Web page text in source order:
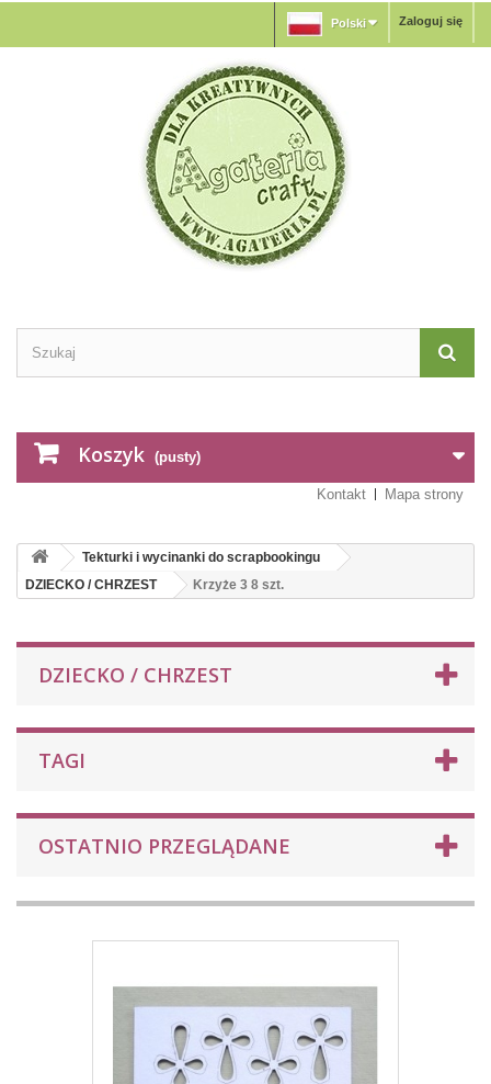
Zaloguj się
Polski
Koszyk (pusty)
Kontakt Mapa strony
Tekturki i wycinanki do scrapbookingu
DZIECKO / CHRZEST
Krzyże 3 8 szt.
DZIECKO / CHRZEST
TAGI
OSTATNIO PRZEGLĄDANE